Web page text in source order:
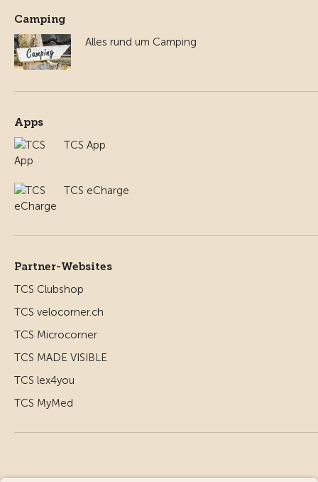
Camping
Alles rund um Camping
Apps
TCS App
TCS eCharge
Partner-Websites
TCS Clubshop
TCS velocorner.ch
TCS Microcorner
TCS MADE VISIBLE
TCS lex4you
TCS MyMed